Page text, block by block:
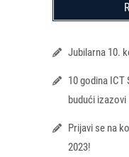
Jubilarna 10.
10 godina ICT
budući izazovi
Prijavi se na
2023!